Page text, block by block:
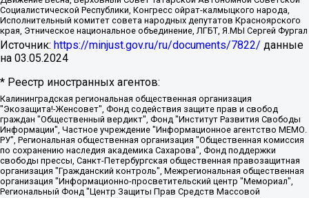
Социалистической Республики, Конгресс ойрат-калмыцкого народа,
Исполнительный комитет совета народных депутатов Красноярского
края, Этническое национальное объединение, ЛГБТ, Я.МЫ Сергей Фургал
Источник: https://minjust.gov.ru/ru/documents/7822/ данные
на 03.05.2024
* Реестр иностранных агентов:
Калининградская региональная общественная организация "Экозащита!-Женсовет", Фонд содействия защите прав и свобод граждан "Общественный вердикт", Фонд "Институт Развития Свободы Информации", Частное учреждение "Информационное агентство МЕМО. РУ", Региональная общественная организация "Общественная комиссия по сохранению наследия академика Сахарова", Фонд поддержки свободы прессы, Санкт-Петербургская общественная правозащитная организация "Гражданский контроль", Межрегиональная общественная организация "Информационно-просветительский центр "Мемориал", Региональный Фонд "Центр Защиты Прав Средств Массовой Информации", с 05.12.2023 Фонд "Центр Защиты Прав Средств массовой информации", Региональная общественная благотворительная организация помощи беженцам и мигрантам "Гражданское содействие", Негосударственное образовательное учреждение дополнительного профессионального образования (повышение квалификации) специалистов "АКАДЕМИЯ ПО ПРАВАМ ЧЕЛОВЕКА", Свердловская региональная общественная организация "Сутяжник", Автономная некоммерческая организация "Центр независимых социологических исследований", Союз общественных объединений "Российский исследовательский центр по правам человека", Региональное общественное учреждение научно-информационный центр "МЕМОРИАЛ", Некоммерческая организация "Фонд защиты гласности", Автономная некоммерческая организация "Институт прав человека", Городская общественная организация "Екатеринбургское общество "МЕМОРИАЛ", Городская общественная организация "Рязанское историко-просветительское и правозащитное общество "Мемориал" (Рязанский Мемориал), Челябинский региональный орган общественной самодеятельности – женское общественное объединение "Женщины Евразии", Челябинский региональный орган общественной самодеятельности "Уральская правозащитная группа", Фонд содействия защите здоровья и социальной справедливости имени Андрея Рылькова, Автономная Некоммерческая Организация "Аналитический Центр Юрия Левады", Автономная некоммерческая организация социальной поддержки населения "Проект Апрель", Региональная общественная организация помощи женщинам и детям, находящимся в кризисной ситуации "Информационно-методический центр "Анна", Фонд содействия развитию массовых коммуникаций и правовому просвещению "Так-так-Так", Фонд содействия устойчивому развитию "Серебряная тайга", Свердловский региональный общественный фонд социальных проектов "Новое время", "Idel.Реалии", Кавказ.Реалии, Крым.Реалии, Телеканал Настоящее Время, Татаро-башкирская служба Радио Свобода (Azatliq Radiosi), Радио Свободная Европа/Радио Свобода (PCE/PC), "Сибирь.Реалии", "Фактограф", Благотворительный фонд помощи осужденным и их семьям, Автономная некоммерческая организация "Институт глобализации и социальных движений", Фонд "В защиту прав заключенных", Частное учреждение "Центр поддержки и содействия развитию средств массовой информации", Пензенский региональный общественный благотворительный фонд "Гражданский союз", "Север.Реалии", Некоммерческая организация Фонд "Правовая инициатива", Общество с ограниченной ответственностью "Радио Свободная Европа/Радио Свобода", Чешское информационное агентство "MEDIUM-ORIENT", Красноярская региональная общественная организация "Мы против СПИДа", Камалягин Денис Николаевич, Маркелов Сергей Евгеньевич, Пономарев Лев Александрович, Савицкая Людмила Алексеевна, Автономная некоммерческая организация "Центр по работе с проблемой насилия "НАСИЛИЮ.НЕТ", Межрегиональный профессиональный союз работников здравоохранения "Альянс врачей", Юридическое лицо, зарегистрированное в Латвийской Республике, SIA "Medusa Project" (регистрационный номер 40103797863, дата регистрации 10.06.2014), Некоммерческая организация "Фонд по борьбе с коррупцией", Автономная некоммерческая организация "Институт права и публичной политики", Баданин Роман Сергеевич, Гликин Максим Александрович, Железнова Мария Михайловна, Лукьянова Юлия Сергеевна, Маетная Елизавета Витальевна, Маняхин Петр Борисович, Чуракова Ольга Владимировна, Ярош Юлия Петровна, Юридическое лицо "The Insider SIA", зарегистрированное в Риге, Латвийская Республика (дата регистрации 26.06.2015), являющееся администратором доменного имени интернет-издания "The Insider SIA", https://theins.ru, Постернак Алексей Евгеньевич, Рубин Михаил Аркадьевич, Анин Роман Александрович, Юридическое лицо Istories fonds, зарегистрированное в Латвийской Республике (регистрационный номер 50008295751, дата регистрации 24.02.2020), Великовский Дмитрий Александрович, Долинина Ирина Николаевна, Мароховская Алеся Алексеевна, Шлейнов Роман Юрьевич, Шмагун Олеся Валентиновна, Общество с ограниченной ответственностью "Альтаир 2021", Общество с ограниченной ответственностью "Вега 2021", Общество с ограниченной ответственностью "Главный редактор 2021", Общество с ограниченной ответственностью "Ромашки монолит", Важенков Артем Валерьевич, Ивановская областная общественная организация "Центр гендерных исследований", Гурман Юрий Альбертович, Медиапроект "ОВД-Инфо", Егоров Владимир Владимирович, Жилинский Владимир Александрович, Общество с ограниченной ответственностью "ЗП", Иванова София Юрьевна, Карезина Инна Павловна, Кильтау Екатерина Викторовна, Петров Алексей Викторович, Пискунов Сергей Евгеньевич, Смирнов Сергей Сергеевич, Тихонов Михаил Сергеевич, Общество с ограниченной ответственностью "ЖУРНАЛИСТ-ИНОСТРАННЫЙ АГЕНТ", Арапова Галина Юрьевна, Вольтская Татьяна Анатольевна, Американская компания "Mason G.E.S. Anonymous Foundation" (США), являющаяся владельцем интернет-издания https://mnews.world/, Компания "Stichting Bellingcat", зарегистрированная в Нидерландах (дата регистрации 11.07.2018), Захаров Андрей Вячеславович, Клепиковская Екатерина Дмитриевна, Общество с ограниченной ответственностью "МЕМО", Перл Роман Александрович, Симонов Евгений Алексеевич, Соловьева Елена Анатольевна, Сотников Даниил Владимирович, Сурначева Елизавета Дмитриевна, Автономная некоммерческая организация по защите прав человека и информированию населения "Якутия – Наше Мнение", Общество с ограниченной ответственностью "Москоу диджитал медиа", с 26.01.2023 Общество с ограниченной ответственностью "Чайка Белые сады", Ветошкина Валерия Валерьевна, Заговора Максим Александрович, Межрегиональное общественное движение "Российская ЛГБТ - сеть", Оленичев Максим Владимирович, Павлов Иван Юрьевич, Скворцова Елена Сергеевна, Общество с ограниченной ответственностью "Как бы инагент", Кочетков Игорь Викторович, Общество с ограниченной ответственностью "Честные выборы", Еланчик Олег Александрович, Общество с ограниченной ответственностью "Нобелевский призыв", Гималова Регина Эмилевна, Григорьев Андрей Валерьевич, Григорьева Алина Александровна, Ассоциация по содействию защите прав призывников, альтернативнослужащих и военнослужащих "Правозащитная группа "Гражданин.Армия.Право", Хисамова Регина Фаритовна, Автономная некоммерческая организация по реализации социально-правовых программ "Лилит", Дальневосточное общественное движение "Маяк", Санкт-Петербургская ЛГБТ-инициативная группа "Выход", Инициативная группа ЛГБТ+ "Реверс", Алексеев Андрей Викторович, Бекбулатова Таисия Львовна, Беляев Иван Михайлович, Владыкина Елена Сергеевна, Гельман Марат Александрович, Никульшина Вероника Юрьевна, Толоконникова Надежда Андреевна, Шендерович Виктор Анатольевич, Общество с ограниченной ответственностью "Данное сообщение", Общество с ограниченной ответственностью Издательский дом "Новая глава", Айнбиндер Александра Александровна, Московский комьюнити-центр для ЛГБТ+инициатив, Благотворительный фонд развития филантропии, Deutsche Welle (Германия, Kurt-Schumacher-Strasse 3, 53113 Bonn), Борзунова Мария Михайловна, Воробьев Виктор Викторович, Голубева Анна Львовна, Константинова Алла Михайловна, Малкова Ирина Владимировна, Мурадов Мурад Абдулгалимович, Осетинская Елизавета Николаевна, Понасенков Евгений Николаевич, Ганапольский Матвей Юрьевич, Киселев Евгений Алексеевич, Борухович Ирина Григорьевна, Дремин Иван Тимофеевич, Дубровский Дмитрий Викторович, Красноярская региональная общественная организация поддержки и развития альтернативных образовательных технологий и межкультурных коммуникаций "ИНТЕРРА", Маяковская Екатерина Алексеевна, Фейгин Марк Захарович, Филимонов Андрей Викторович, Дзугкоева Регина Николаевна, Доброхотов Роман Александрович, Дудь Юрий Александрович, Елкин Сергей Владимирович, Кругликов Кирилл Игоревич, Сабунаева Мария Леонидовна, Семенов Алексей Владимирович, Шаинян Карен Багратович, Шульман Екатерина Михайловна, Асафьев Артур Валерьевич, Вахштайн Виктор Семенович, Венедиктов Алексей Алексеевич, Лушникова Екатерина Евгеньевна, Волков Леонид Михайлович, Невзоров Александр Глебович, Пархоменко Сергей Борисович, Сироткин Ярослав Николаевич, Кара-Мурза Владимир Владимирович, Баранова Наталья Владимировна, Гозман Леонид Яковлевич, Кагарлицкий Борис Юльевич, Климарев Михаил Валерьевич, Милов Владимир Станиславович, Автономная некоммерческая организация Краснодарский центр современного искусства "Типография", Моргенштерн Алишер Тагирович, Соболь Любовь Эдуардовна, Общество с ограниченной ответственностью "ЛИЗА НОРМ", Каспаров Гарри Кимович, Ходорковский Михаил Борисович, Общество с ограниченной ответственностью "Апрельские тезисы", Данилович Ирина Брониславовна, Кашин Олег Владимирович, Петров Николай Владимирович, Пивоваров Алексей Владимирович, Соколов Михаил Владимирович, Цветкова Юлия Владимировна, Чичваркин Евгений Александрович, Комитет против пыток/Команда против пыток, Общество с ограниченной ответственностью "Первый научный", Общество с ограниченной ответственностью "Вертолет и ко", Белоцерковская Вероника Борисовна, Кац Максим Евгеньевич, Лазарева Татьяна Юрьевна, Шаведдинов Руслан Табризович, Яшин Илья Валерьевич, Общество с ограниченной ответственностью "Иноагент ААВ", Алешковский Дмитрий Петрович, Альбац Евгения Марковна, Быков Дмитрий Львович, Галямина Юлия Евгеньевна, Лойко Сергей Леонидович, Мартынов Кирилл Константинович, Медведев Сергей Александрович, Крашенинников Федор Геннадиевич, Гордеева Катерина Вл